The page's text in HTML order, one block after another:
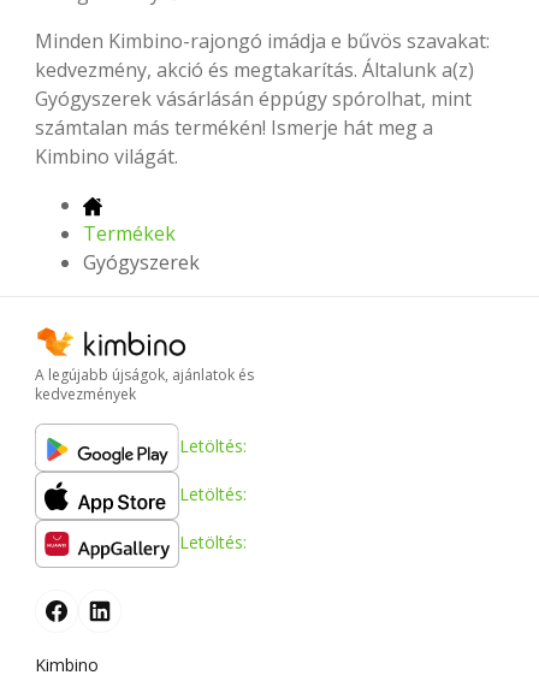
Minden Kimbino-rajongó imádja e bűvös szavakat:
kedvezmény, akció és megtakarítás. Általunk a(z)
Gyógyszerek vásárlásán éppúgy spórolhat, mint
számtalan más termékén! Ismerje hát meg a
Kimbino világát.
Termékek
Gyógyszerek
A legújabb újságok, ajánlatok és
kedvezmények
Letöltés:
Letöltés:
Letöltés:
Kimbino